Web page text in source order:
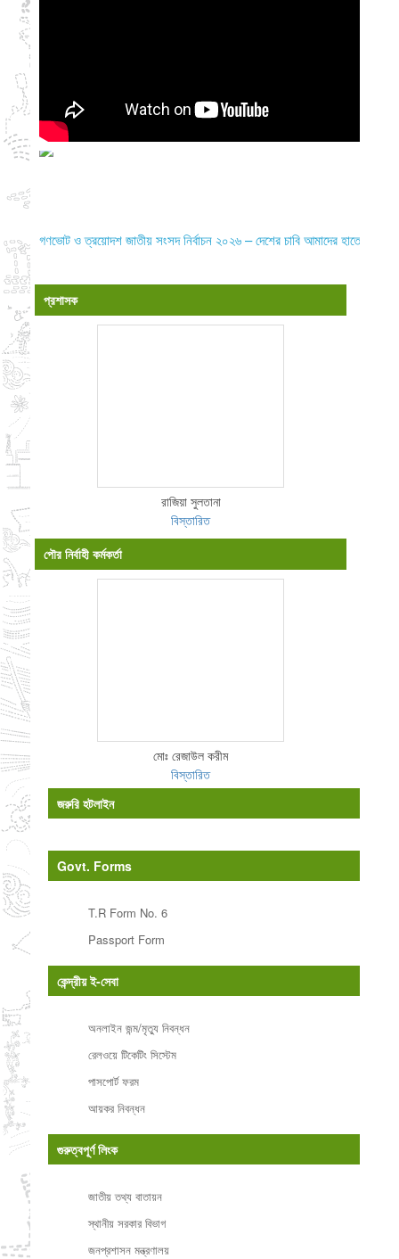
গণভোট ও ত্রয়োদশ জাতীয় সংসদ নির্বাচন ২০২৬ – দেশের চাবি আমাদের হাতে
প্রশাসক
রাজিয়া সুলতানা
বিস্তারিত
পৌর নির্বাহী কর্মকর্তা
মোঃ রেজাউল করীম
বিস্তারিত
জরুরি হটলাইন
Govt. Forms
T.R Form No. 6
Passport Form
কেন্দ্রীয় ই-সেবা
অনলাইন জন্ম/মৃত্যু নিবন্ধন
রেলওয়ে টিকেটিং সিস্টেম
পাসপোর্ট ফরম
আয়কর নিবন্ধন
গুরুত্বপূর্ণ লিংক
জাতীয় তথ্য বাতায়ন
স্থানীয় সরকার বিভাগ
জনপ্রশাসন মন্ত্রণালয়